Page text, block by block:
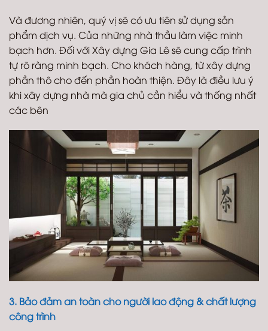
Và đương nhiên, quý vị sẽ có ưu tiên sử dụng sản
phẩm dịch vụ. Của những nhà thầu làm việc minh
bạch hơn. Đối với Xây dựng Gia Lê sẽ cung cấp trình
tự rõ ràng minh bạch. Cho khách hàng, từ xây dựng
phần thô cho đến phần hoàn thiện. Đây là điều lưu ý
khi xây dựng nhà mà gia chủ cần hiểu và thống nhất
các bên
3. Bảo đảm an toàn cho người lao động & chất lượng
công trình